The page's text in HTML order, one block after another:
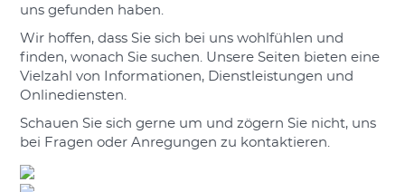
uns gefunden haben.
Wir hoffen, dass Sie sich bei uns wohlfühlen und
finden, wonach Sie suchen. Unsere Seiten bieten eine
Vielzahl von Informationen, Dienstleistungen und
Onlinediensten.
Schauen Sie sich gerne um und zögern Sie nicht, uns
bei Fragen oder Anregungen zu kontaktieren.